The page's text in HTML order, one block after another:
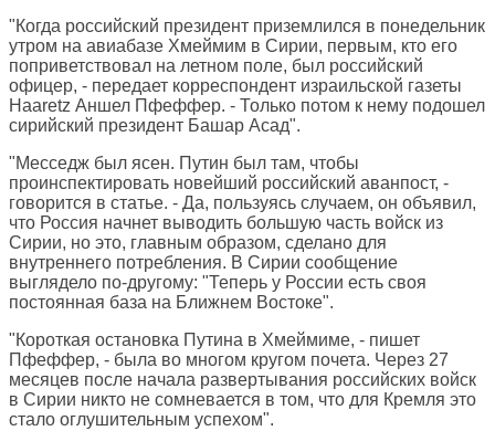
"Когда российский президент приземлился в понедельник
утром на авиабазе Хмеймим в Сирии, первым, кто его
поприветствовал на летном поле, был российский
офицер, - передает корреспондент израильской газеты
Haaretz Аншел Пфеффер. - Только потом к нему подошел
сирийский президент Башар Асад".
"Месседж был ясен. Путин был там, чтобы
проинспектировать новейший российский аванпост, -
говорится в статье. - Да, пользуясь случаем, он объявил,
что Россия начнет выводить большую часть войск из
Сирии, но это, главным образом, сделано для
внутреннего потребления. В Сирии сообщение
выглядело по-другому: "Теперь у России есть своя
постоянная база на Ближнем Востоке".
"Короткая остановка Путина в Хмеймиме, - пишет
Пфеффер, - была во многом кругом почета. Через 27
месяцев после начала развертывания российских войск
в Сирии никто не сомневается в том, что для Кремля это
стало оглушительным успехом".